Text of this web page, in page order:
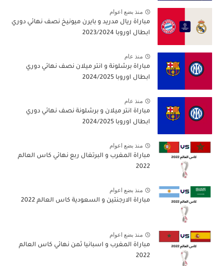
منذ بضع اعوام
مباراة ريال مدريد و بايرن ميونيخ نصف نهائي دوري
ابطال اوروبا 2023/2024
منذ عام
مباراة برشلونة و انتر ميلان نصف نهائي دوري
ابطال اوروبا 2024/2025
منذ عام
مباراة انتر ميلان و برشلونة نصف نهائي دوري
ابطال اوروبا 2024/2025
منذ بضع اعوام
مباراة المغرب و البرتغال ربع نهائي كاس العالم
2022
منذ بضع اعوام
مباراة الارجنتين و السعودية كاس العالم 2022
منذ بضع اعوام
مباراة المغرب و اسبانيا ثمن نهائي كاس العالم
2022